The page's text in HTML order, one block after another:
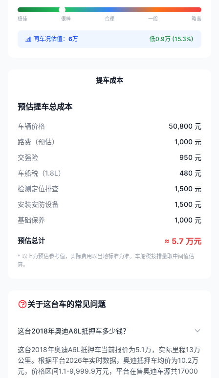
极佳 很棒 合理 一般 略高
同车况估值： 6万 低0.9万 (15.3%)
提车成本
预估提车总成本
车辆价格
50,800 元
路费（预估）
1,000 元
交强险
950 元
车船税（1.8L）
480 元
检测定位排查
1,500 元
安装安防设备
1,500 元
基础保养
1,000 元
预估总计 ≈ 5.7 万元
* 以上为预估参考值，实际费用以当地标准为准。车船税按排量取中间值估
算。
关于这台车的常见问题
这台2018年奥迪A6L抵押车多少钱？
这台2018年奥迪A6L抵押车当前报价为5.1万，实际里程13万
公里。根据平台2026年实时数据，奥迪抵押车均价为10.2万
元，价格区间1.1-9,999.9万元，平台在售奥迪车源共17000